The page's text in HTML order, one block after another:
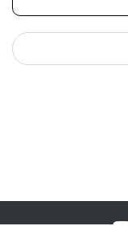
маринистов Союза
Художников г.
в России и за рубежом.